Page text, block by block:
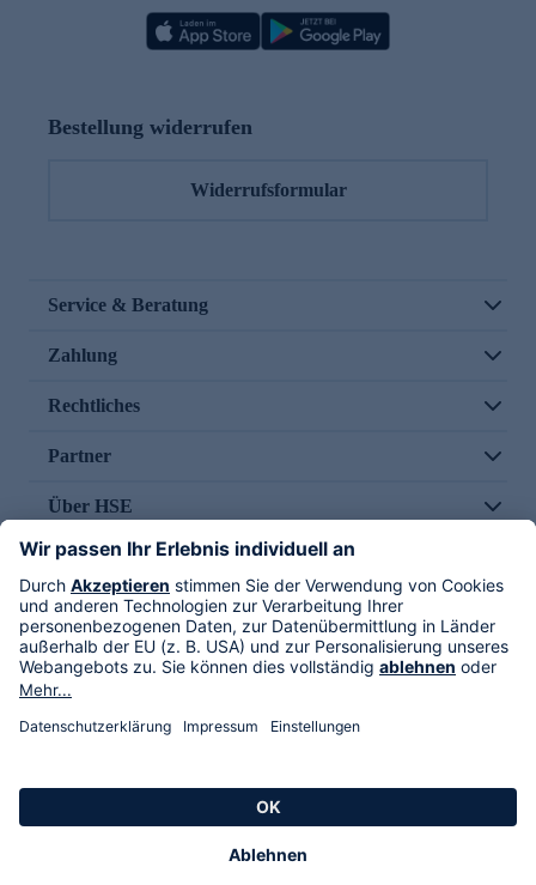
Bestellung widerrufen
Widerrufsformular
Service & Beratung
Zahlung
Rechtliches
Partner
Über HSE
Im TV
HSE International